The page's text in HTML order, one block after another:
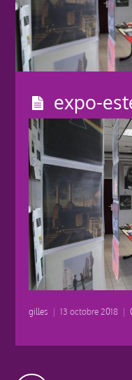
expo-
gilles 13 octobre 2018